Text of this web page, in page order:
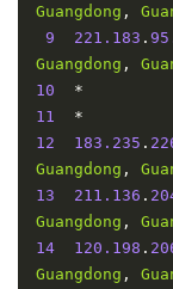
Guangdong ,
9
221.183 .
Guangdong ,
10
*
11
*
12
183.235 .
Guangdong ,
13
211.136 .
Guangdong ,
14
120.198 .
Guangdong ,